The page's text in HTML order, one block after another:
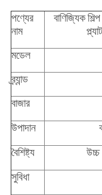
পণ্যের
নাম
বাণিজ্যিক
মডেল
ব্র্যান্ড
বাজার
উপাদান
বৈশিষ্ট্য উচ্চ
সুবিধা